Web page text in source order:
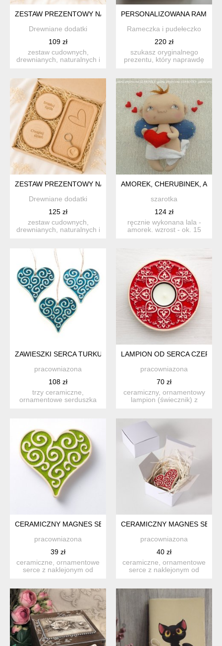
ZESTAW PREZENTOWY NA WALENTYNKI, SMAKUJ ŻYCIE,
Drewniane dodatki
109 zł
zestaw cudownych,
drewnianych, naturalnych i
PERSONALIZOWANA RAMKA
Rameczka i pudełeczko
220 zł
szukasz oryginalnego
prezentu, który naprawdę
ZESTAW PREZENTOWY NA WALENTYNKI, ELEGANCKI, NA
Drewniane dodatki
125 zł
zestaw cudownych,
drewnianych, naturalnych i
AMOREK, CHERUBINEK,
szarotka
124 zł
ręcznie wykonana lala -
amorek. wzrost - ok. 15
ZAWIESZKI SERCA TURKUSOWE
pracowniazona
108 zł
trzy ceramiczne,
ornamentowe serduszka
LAMPION OD SERCA
pracowniazona
70 zł
ceramiczny, ornamentowy
lampion (świecznik) z
CERAMICZNY MAGNES SERCE OD SERCA, JASNOZIELONY,
pracowniazona
39 zł
ceramiczne, ornamentowe
serce z naklejonym od
CERAMICZNY MAGNES
pracowniazona
40 zł
ceramiczne, ornamentowe
serce z naklejonym od